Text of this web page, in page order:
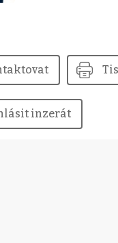
inzerát